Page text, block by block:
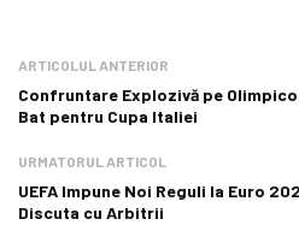
ARTICOLUL ANTERIOR
Confruntare Explozivă pe
Bat pentru Cupa Italiei
URMATORUL ARTICOL
UEFA Impune Noi Reguli la Euro
Discuta cu Arbitrii